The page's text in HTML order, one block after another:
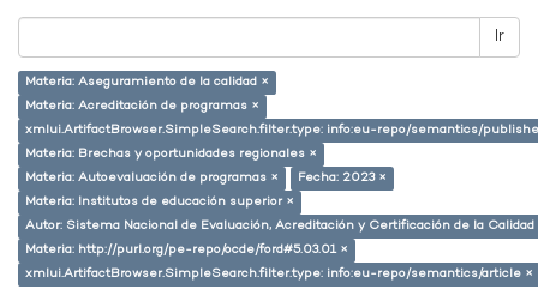
Ir
Materia: Aseguramiento de la calidad ×
Materia: Acreditación de programas ×
xmlui.ArtifactBrowser.SimpleSearch.filter.type: info:eu-repo/semantics/
Materia: Brechas y oportunidades regionales ×
Materia: Autoevaluación de programas ×
Fecha: 2023 ×
Materia: Institutos de educación superior ×
Autor: Sistema Nacional de Evaluación, Acreditación y Certificación de la
Materia: http://purl.org/pe-repo/ocde/ford#5.03.01 ×
xmlui.ArtifactBrowser.SimpleSearch.filter.type: info:eu-repo/semantics/article ×